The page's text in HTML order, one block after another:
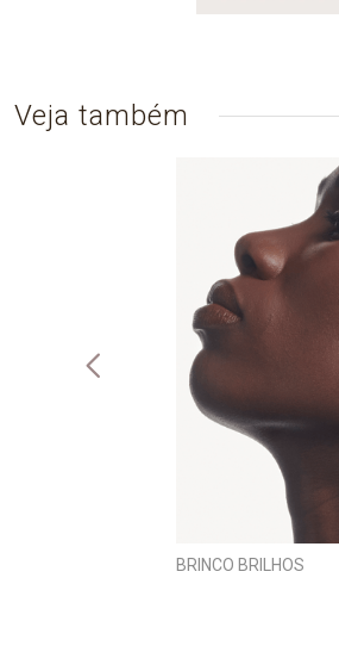
Veja também
BRINCO BRILHOS